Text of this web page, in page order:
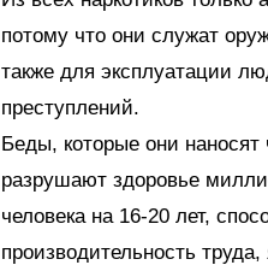
потому что они служат
также для эксплуатации
преступлений.
Беды, которые они наносят
разрушают здоровье
человека на 16-20 лет,
производительность